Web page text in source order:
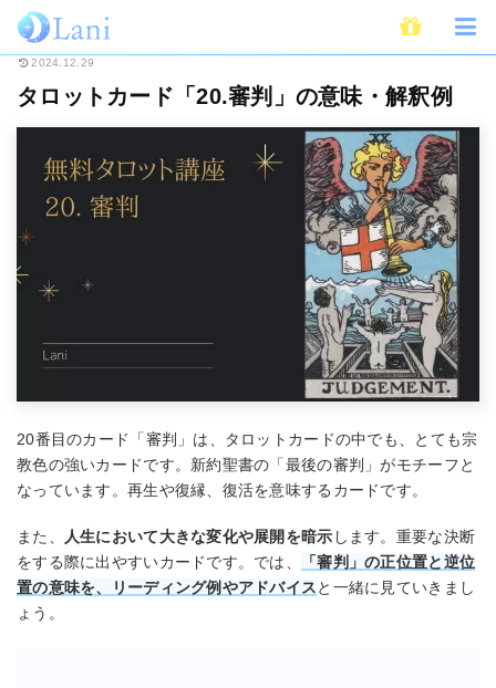
ホーム 占い タロットカード「20.審判」の意味・解釈例
2024.12.29
タロットカード「20.審判」の意味・解釈例
20番目のカード「審判」は、タロットカードの中でも、とても宗
教色の強いカードです。新約聖書の「最後の審判」がモチーフと
なっています。再生や復縁、復活を意味するカードです。
また、 人生において大きな変化や展開を暗示 します。重要な決断
をする際に出やすいカードです。では、
「審判」の正位置と逆位
置の意味を、リーディング例やアドバイスと一緒に見ていきまし
ょう。